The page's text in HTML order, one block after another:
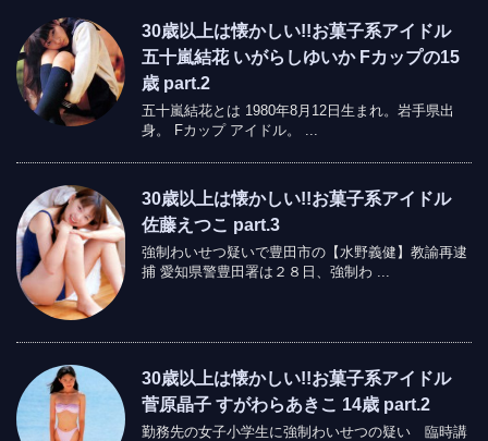
30歳以上は懐かしい!!お菓子系アイドル
五十嵐結花 いがらしゆいか Fカップの15
歳 part.2
五十嵐結花とは 1980年8月12日生まれ。岩手県出
身。 Fカップ アイドル。 ...
30歳以上は懐かしい!!お菓子系アイドル
佐藤えつこ part.3
強制わいせつ疑いで豊田市の【水野義健】教諭再逮
捕 愛知県警豊田署は２８日、強制わ ...
30歳以上は懐かしい!!お菓子系アイドル
菅原晶子 すがわらあきこ 14歳 part.2
勤務先の女子小学生に強制わいせつの疑い 臨時講